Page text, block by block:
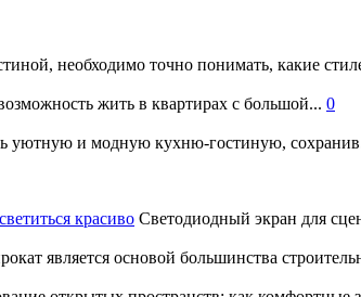
необходимо точно понимать, какие
жить в квартирах с большой... 0
уютную и модную кухню-гостиную,
красиво Светодиодный экран для
является основой большинства